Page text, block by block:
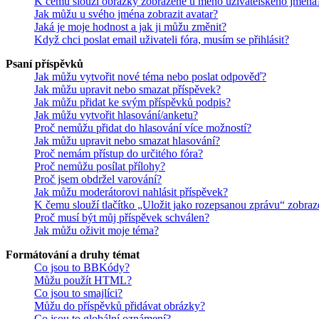
Jak můžu u svého jména zobrazit avatar?
Jaká je moje hodnost a jak ji můžu změnit?
Když chci poslat email uživateli fóra, musím se přihlásit?
Psaní příspěvků
Jak můžu vytvořit nové téma nebo poslat odpověď?
Jak můžu upravit nebo smazat příspěvek?
Jak můžu přidat ke svým příspěvků podpis?
Jak můžu vytvořit hlasování/anketu?
Proč nemůžu přidat do hlasování více možností?
Jak můžu upravit nebo smazat hlasování?
Proč nemám přístup do určitého fóra?
Proč nemůžu posílat přílohy?
Proč jsem obdržel varování?
Jak můžu moderátorovi nahlásit příspěvek?
K čemu slouží tlačítko „Uložit jako rozepsanou zprávu“
Proč musí být můj příspěvek schválen?
Jak můžu oživit moje téma?
Formátování a druhy témat
Co jsou to BBKódy?
Můžu použít HTML?
Co jsou to smajlíci?
Můžu do příspěvků přidávat obrázky?